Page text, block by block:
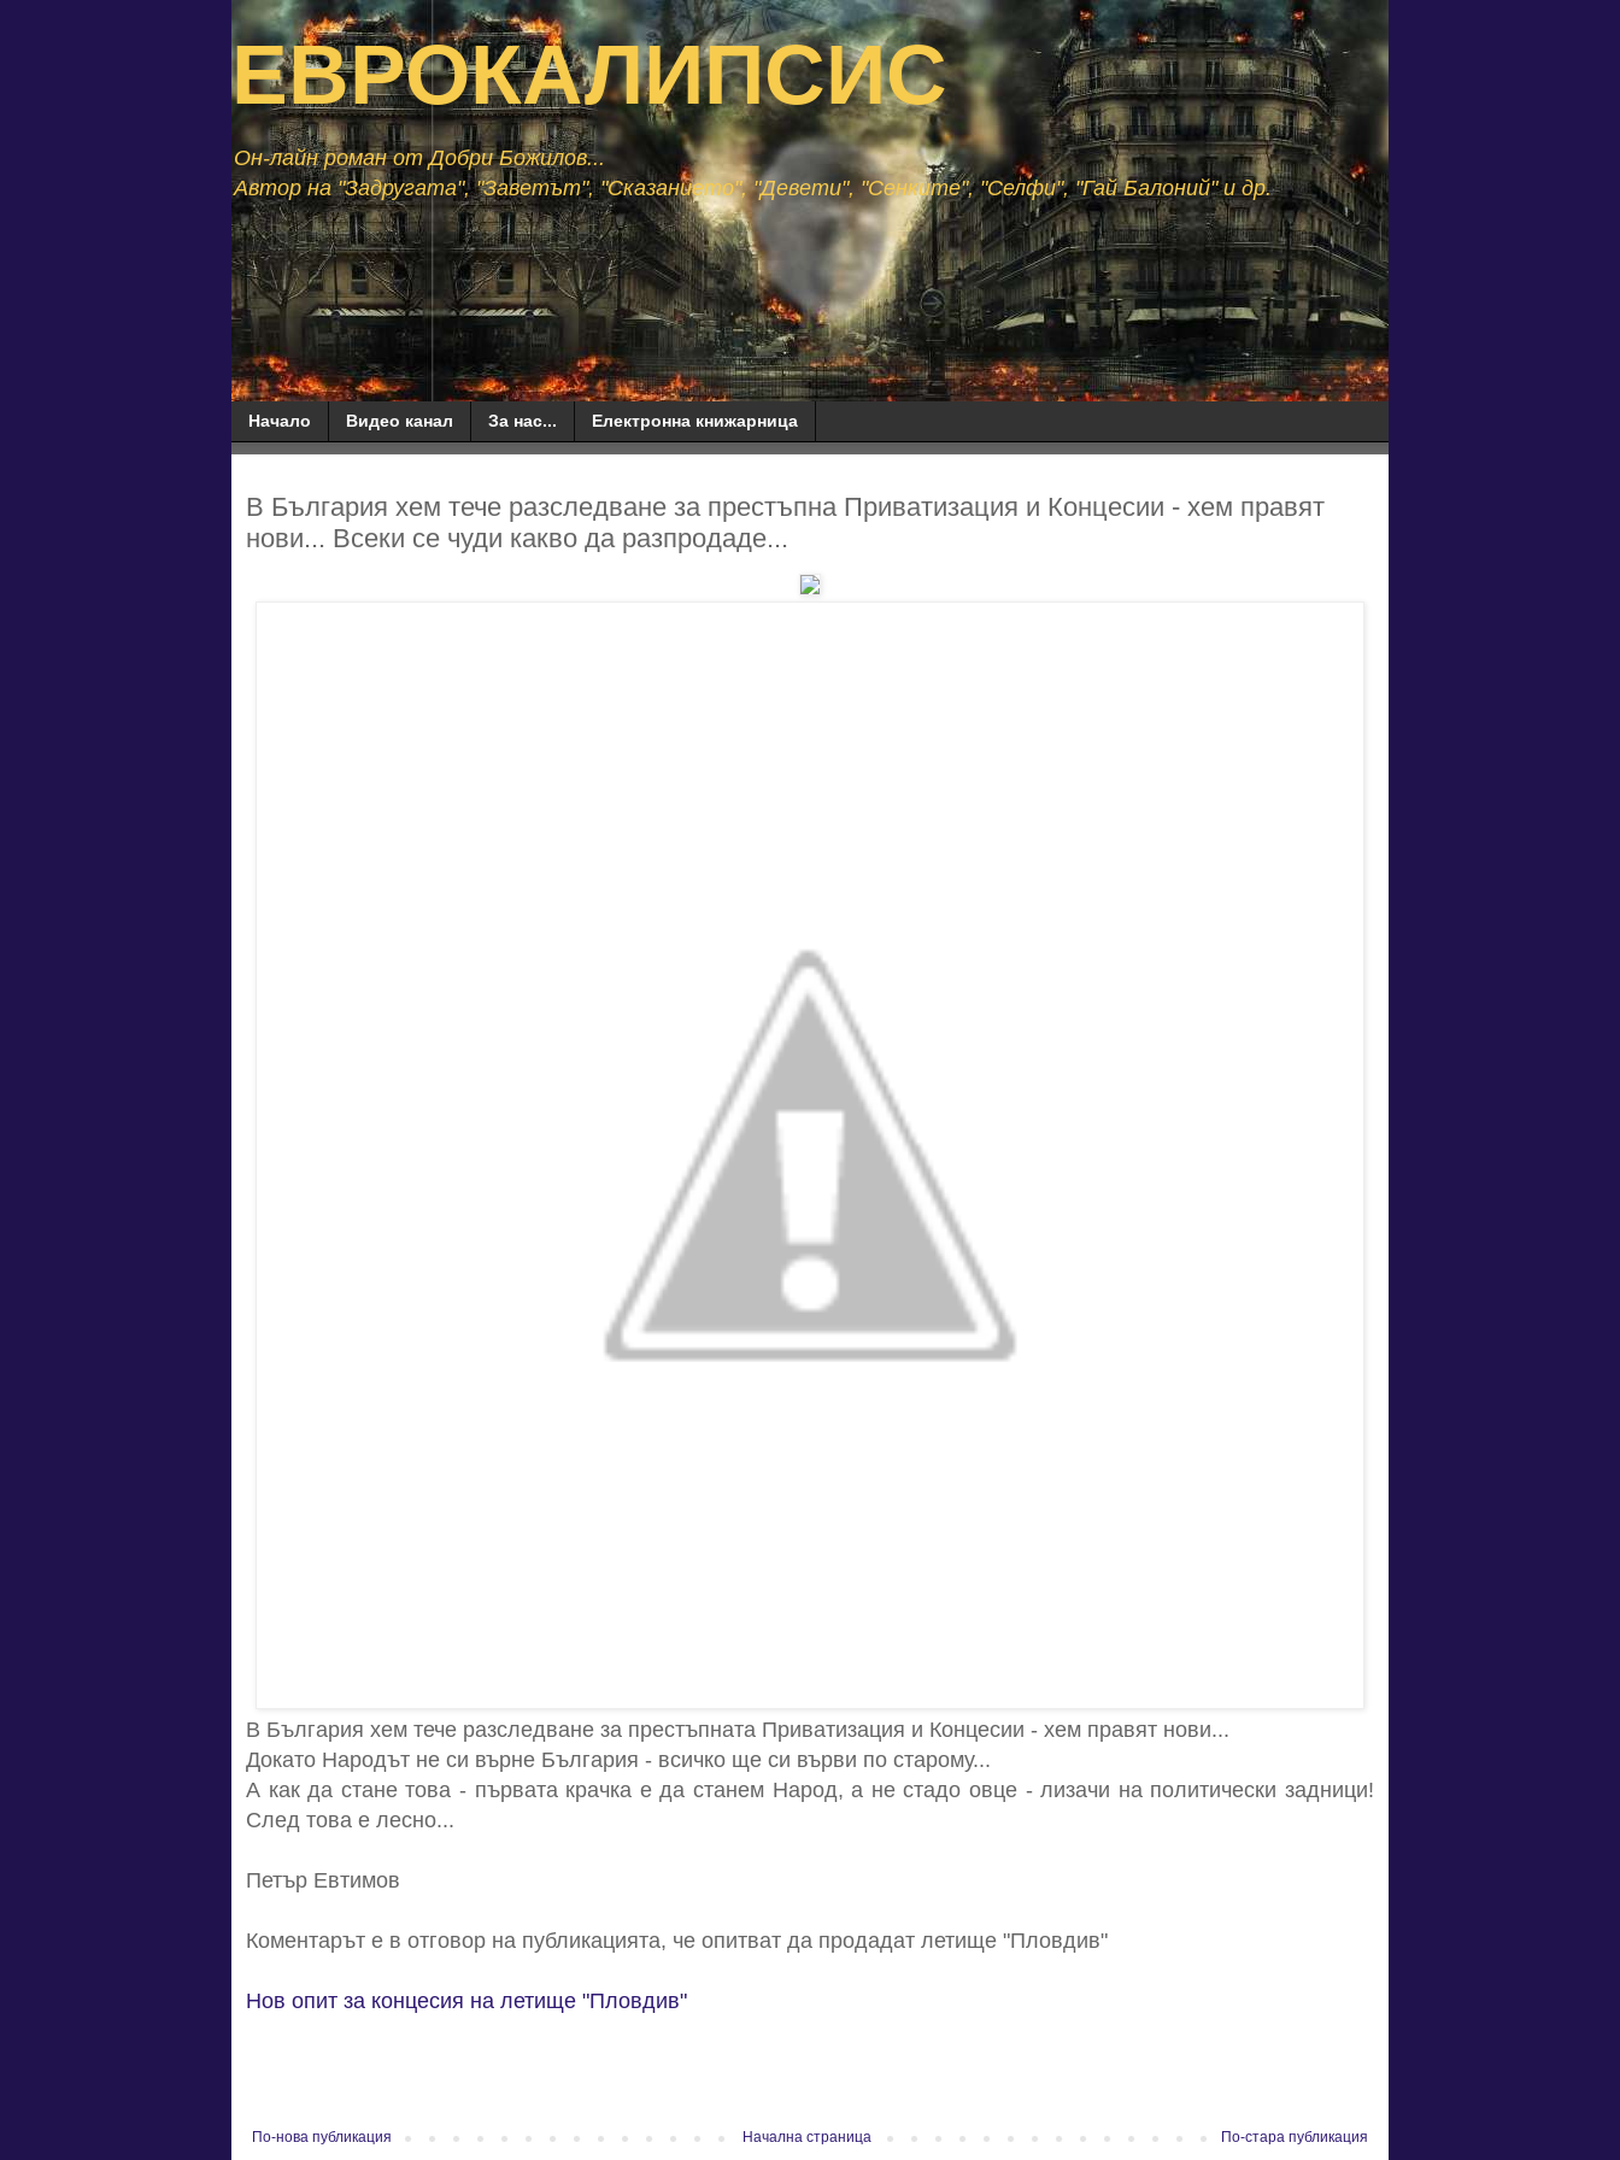
ЕВРОКАЛИПСИС
Он-лайн роман от Добри Божилов...
Автор на "Задругата", "Заветът", "Сказанието", "Девети", "Сенките", "Селфи", "Гай Балоний" и др.
Начало Видео канал За нас... Електронна книжарница
В България хем тече разследване за престъпна Приватизация и Концесии - хем правят
нови... Всеки се чуди какво да разпродаде...
В България хем тече разследване за престъпната Приватизация и Концесии - хем правят нови...
Докато Народът не си върне България - всичко ще си върви по старому...
А как да стане това - първата крачка е да станем Народ, а не стадо овце - лизачи на политически задници!
След това е лесно...
Петър Евтимов
Коментарът е в отговор на публикацията, че опитват да продадат летище "Пловдив"
Нов опит за концесия на летище "Пловдив"
По-нова публикация По-стара публикация
Начална страница